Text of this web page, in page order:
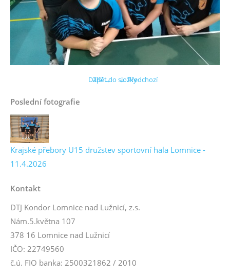
← Předchozí
Další →
Zpět do složky
Poslední fotografie
Krajské přebory U15 družstev sportovní hala Lomnice -
11.4.2026
Kontakt
DTJ Kondor Lomnice nad Lužnicí, z.s.
Nám.5.května 107
378 16 Lomnice nad Lužnicí
IČO: 22749560
č.ú. FIO banka: 2500321862 / 2010